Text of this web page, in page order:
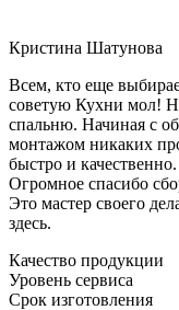
Кристина Шатунова
Всем, кто еще
советую Кухни мол!
спальню. Начиная с
монтажом никаких
быстро и
Огромное спасибо
Это мастер своего
здесь.
Качество продукции
Уровень сервиса
Срок изготовления